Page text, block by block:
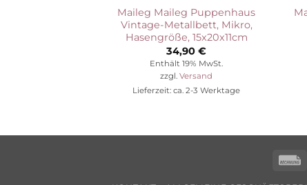
Maileg Maileg Puppenhaus
Vintage-Metallbett, Mikro,
Hasengröße, 15x20x11cm
34,90€
Enthält 19% MwSt.
zzgl.Versand
Lieferzeit: ca. 2-3 Werktage